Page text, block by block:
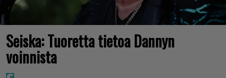
Seiska: Tuoretta tietoa Dannyn
voinnista